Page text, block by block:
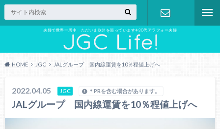
夫婦で世界一周中 ただいま欧州を巡っています✈︎30代アラフォー夫婦
お問い合わ
HOME JGC JALグループ 国内線運賃を10％程値上げへ
2022.04.05 JGC ＊PRを含む場合があります。
JALグループ 国内線運賃を10％程値上げへ